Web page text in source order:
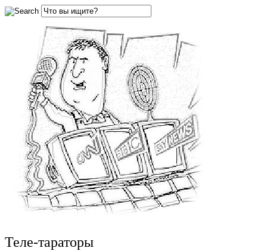
Теле-тараторы